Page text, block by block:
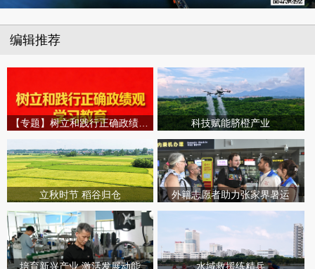
编辑推荐
【专题】树立和践行正确政绩观学习教育 科技赋能脐橙产业
立秋时节 稻谷归仓 外籍志愿者助力张家界暑运
培育新兴产业 激活发展动能 水域救援练精兵